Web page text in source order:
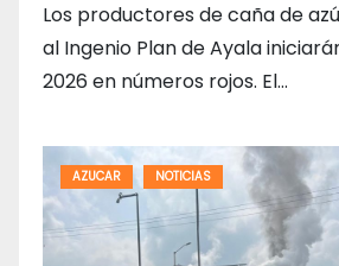
Los productores de caña de
al Ingenio Plan de Ayala
2026 en números rojos. El…
AZUCAR NOTICIAS